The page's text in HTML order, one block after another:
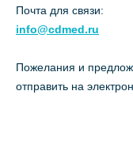
Почта для связи:
info@cdmed.ru
Пожелания и
отправить на